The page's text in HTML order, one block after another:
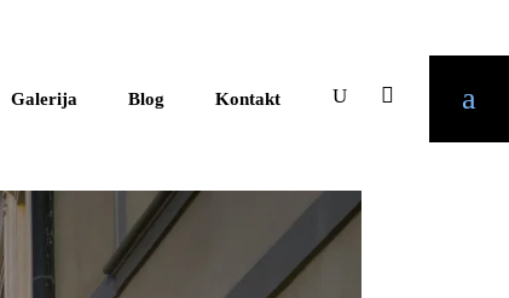
Galerija Blog Kontakt